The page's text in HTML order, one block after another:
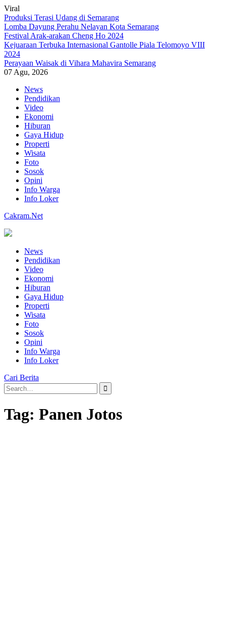
Viral
Produksi Terasi Udang di Semarang
Lomba Dayung Perahu Nelayan Kota Semarang
Festival Arak-arakan Cheng Ho 2024
Kejuaraan Terbuka Internasional Gantolle Piala Telomoyo VIII
2024
Perayaan Waisak di Vihara Mahavira Semarang
07 Agu, 2026
Skip
content
News
Pendidikan
Video
Ekonomi
Hiburan
Gaya Hidup
Properti
Wisata
Foto
Sosok
Opini
Info Warga
Info Loker
Cakram.Net
News
Pendidikan
Video
Ekonomi
Hiburan
Gaya Hidup
Properti
Wisata
Foto
Sosok
Opini
Info Warga
Info Loker
Cari Berita
Search
for:
Tag: Panen Jotos